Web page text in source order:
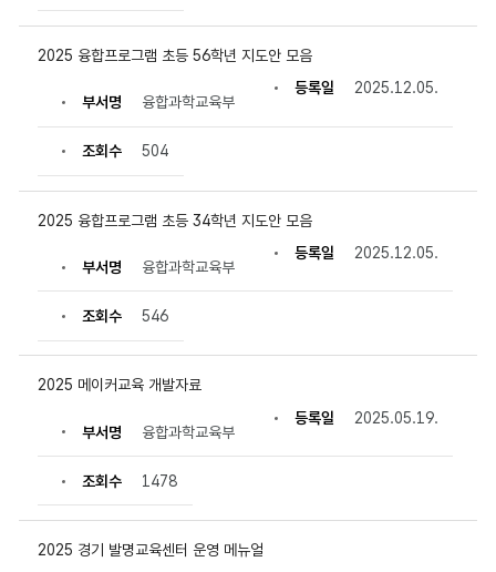
조
2025 융합프로그램 초등 56학년 지도안 모음
부서명 융합과학교육부
등록일 2025.12.05.
조회수 504
2025 융합프로그램 초등 34학년 지도안 모음
부서명 융합과학교육부
등록일 2025.12.05.
조회수 546
2025 메이커교육 개발자료
부서명 융합과학교육부
등록일 2025.05.19.
조회수 1478
2025 경기 발명교육센터 운영 메뉴얼